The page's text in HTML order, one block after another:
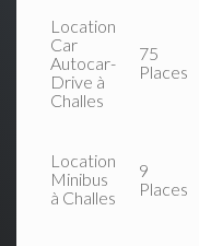
Location
Car
Autocar-
Drive à
Challes
75
Places
Location
Minibus
à Challes
9
Places